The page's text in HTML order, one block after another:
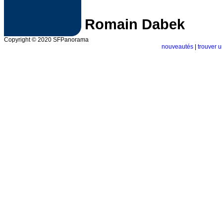
Romain Dabek
Copyright © 2020 SFPanorama
nouveautés
trouver